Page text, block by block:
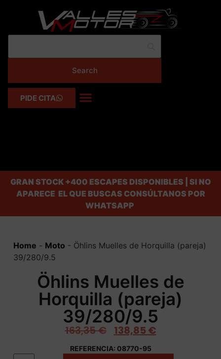
PIDE CITA
GRAN STOCK+400 ESCAPES DISPONIBLES | SI NO
APARECE EL QUE BUSCAS CONSÚLTANOS POR
WHATSAPP
Home - Moto - Öhlins Muelles de Horquilla (pareja)
39/280/9.5
Öhlins Muelles de
Horquilla (pareja)
39/280/9.5
163,35€ 138,85 €
REFERENCIA: 08770-95